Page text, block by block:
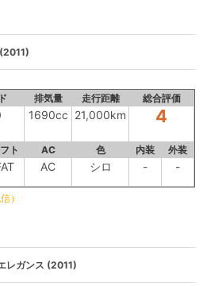
排気量 走行距離 総合評価
1690cc 21,000km 4
ト AC 色 内装 外装
AC シロ - -
）
レガンス (2011)